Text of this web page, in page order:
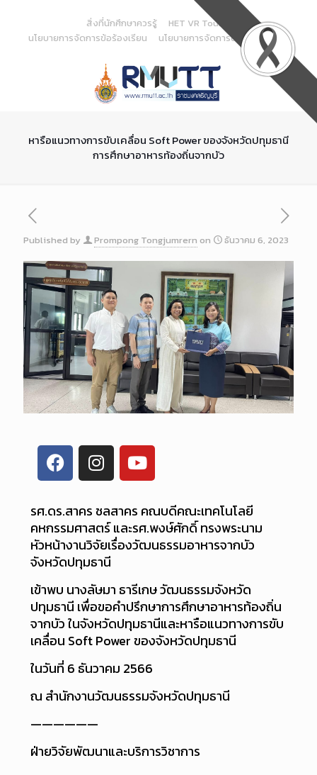
Content
สิ่งที่นักศึกษาควรรู้
HET VR Tour
นโยบายการจัดการข้อร้องเรียน
นโยบายการจัดการด้านสารสนเทศ
หารือแนวทางการขับเคลื่อน Soft Power ของจังหวัดปทุมธานี
การศึกษาอาหารท้องถิ่นจากบัว
Published by Prompong Tongjumrern on ธันวาคม 6, 2023
รศ.ดร.สาคร ชลสาคร คณบดีคณะเทคโนโลยี
คหกรรมศาสตร์ และรศ.พงษ์ศักดิ์ ทรงพระนาม
หัวหน้างานวิจัยเรื่องวัฒนธรรมอาหารจากบัว
จังหวัดปทุมธานี
เข้าพบ นางลัษมา ธารีเกษ วัฒนธรรมจังหวัด
ปทุมธานี เพื่อขอคำปรึกษาการศึกษาอาหารท้องถิ่น
จากบัว ในจังหวัดปทุมธานีและหารือแนวทางการขับ
เคลื่อน Soft Power ของจังหวัดปทุมธานี
ในวันที่ 6 ธันวาคม 2566
ณ สำนักงานวัฒนธรรมจังหวัดปทุมธานี
——————
ฝ่ายวิจัยพัฒนาและบริการวิชาการ